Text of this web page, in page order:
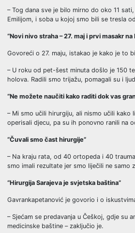
– Tog dana sve je bilo mirno do oko 11
Emilijom, i soba u kojoj smo bili se tresla
“Novi nivo straha – 27. maj i prvi masakr na
Govoreći o 27. maju, istakao je kako je to
– U roku od pet-šest minuta došlo je 150
holova. Radili smo trijažu, pomagali su i
“Ne možete naučiti kako raditi dok vas
– Mi smo učili hirurgiju, ali nismo učili kako
operisali djecu, pa su ih ponovno ranili na
“Čuvali smo čast hirurgije”
– Na kraju rata, od 40 ortopeda i 40
smo imali rezultate jer smo liječili ne samo
“Hirurgija Sarajeva je svjetska baština”
Gavrankapetanović je govorio i o
– Sjećam se predavanja u Češkoj, gdje su
medicinske baštine – zaključio je.